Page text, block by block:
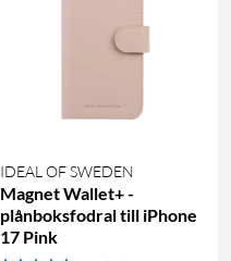
IDEAL OF SWEDEN
Magnet Wallet+ -
plånboksfodral till iPhone
17 Pink